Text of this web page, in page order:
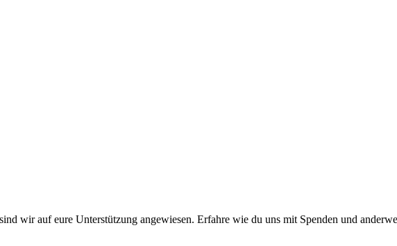
wir auf eure Unterstützung angewiesen. Erfahre wie du uns mit Spenden und